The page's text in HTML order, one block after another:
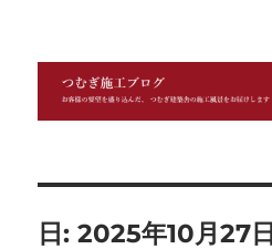
つむぎ施工ブログ
日:2025年10月27日